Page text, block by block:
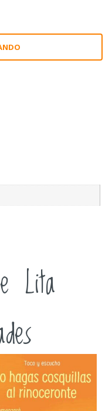
Lita